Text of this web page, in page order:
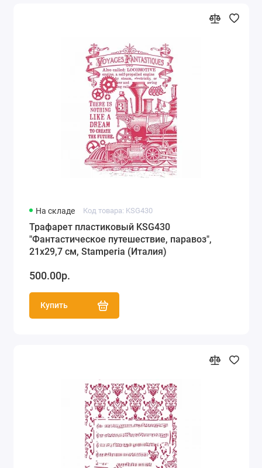
На складе Код товара: KSG430
Трафарет пластиковый KSG430
"Фантастическое путешествие, паравоз",
21х29,7 см, Stamperia (Италия)
500.00р.
Купить